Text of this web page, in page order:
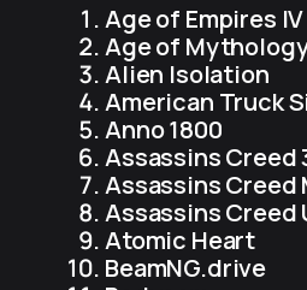
Age of Empires IV
Age of
Alien Isolation
American Truck
Anno 1800
Assassins Creed
Assassins Creed
Assassins Creed
Atomic Heart
BeamNG.drive